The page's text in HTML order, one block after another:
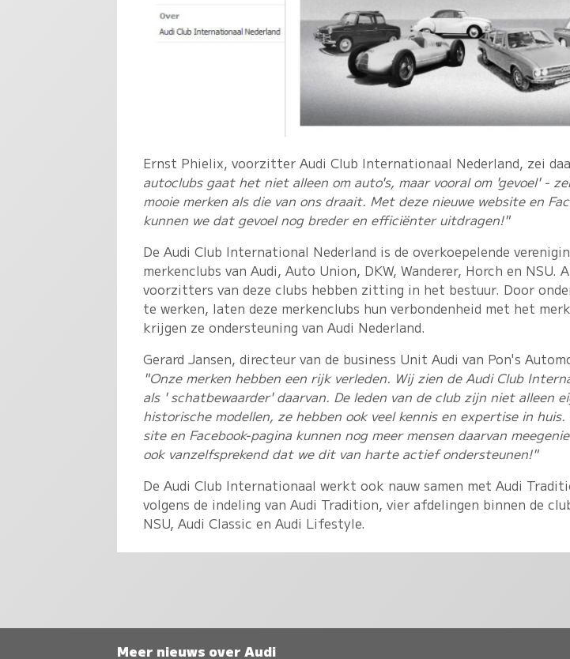
Ernst Phielix, voorzitter Audi Club Internationaal Nederland, zei
autoclubs gaat het niet alleen om auto's, maar vooral om 'gevoel' -
mooie merken als die van ons draait. Met deze nieuwe website en
kunnen we dat gevoel nog breder en efficiënter uitdragen!"
De Audi Club International Nederland is de overkoepelende
merkenclubs van Audi, Auto Union, DKW, Wanderer, Horch en NSU.
voorzitters van deze clubs hebben zitting in het bestuur. Door
te werken, laten deze merkenclubs hun verbondenheid met het
krijgen ze ondersteuning van Audi Nederland.
Gerard Jansen, directeur van de business Unit Audi van Pon's
"Onze merken hebben een rijk verleden. Wij zien de Audi Club
als ' schatbewaarder' daarvan. De leden van de club zijn niet alleen
historische modellen, ze hebben ook veel kennis en expertise in huis.
site en Facebook-pagina kunnen nog meer mensen daarvan
ook vanzelfsprekend dat we dit van harte actief ondersteunen!"
De Audi Club Internationaal werkt ook nauw samen met Audi
volgens de indeling van Audi Tradition, vier afdelingen binnen de
NSU, Audi Classic en Audi Lifestyle.
Meer nieuws over Audi